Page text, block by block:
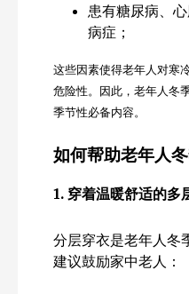
患有糖尿病、
病症；
这些因素使得老年人对
危险性。因此，老年人冬
季节性必备内容。
如何帮助老年人
1. 穿着温暖舒适的多
分层穿衣是老年人冬
建议鼓励家中老人：